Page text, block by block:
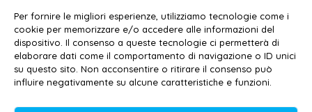
Per fornire le migliori esperienze, utilizziamo tecnologie come i
cookie per memorizzare e/o accedere alle informazioni del
dispositivo. Il consenso a queste tecnologie ci permetterà di
elaborare dati come il comportamento di navigazione o ID unici
su questo sito. Non acconsentire o ritirare il consenso può
influire negativamente su alcune caratteristiche e funzioni.
Privacy policy–Cookie policy
© 2020-2026 | Galatina24 ®
Testata iscritta al n. 11/2020 Registro della